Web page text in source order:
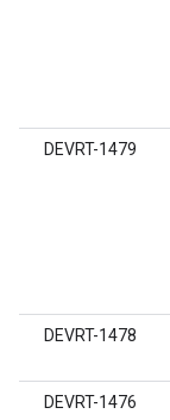
DEVRT-1479
DEVRT-1478
DEVRT-1476